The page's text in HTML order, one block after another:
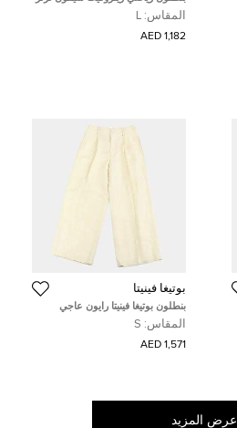
وردي مزخرف مقاس كبير - لارج
المقاس: L
1,182 AED
بوتيغا فينيتا
بنطلون بوتيغا فينيتا رايون عاجي
مقاس صغير - سمول
المقاس: S
1,571 AED
عرض المزيد